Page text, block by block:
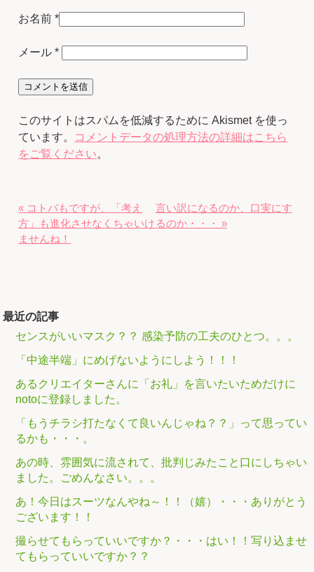
お名前 *
メール*
このサイトはスパムを低減するために Akismet を使っ
ています。
コメントデータの処理方法の詳細はこちら
をご覧ください。
« コトバもですが、「考え
方」も進化させなくちゃいけ
ませんね！
言い訳になるのか、口実にす
るのか・・・ »
最近の記事
センスがいいマスク？？ 感染予防の工夫のひとつ。。。
「中途半端」にめげないようにしよう！！！
あるクリエイターさんに「お礼」を言いたいためだけに
notoに登録しました。
「もうチラシ打たなくて良いんじゃね？？」って思ってい
るかも・・・。
あの時、雰囲気に流されて、批判じみたこと口にしちゃい
ました。ごめんなさい。。。
あ！今日はスーツなんやね～！！（嬉）・・・ありがとう
ございます！！
撮らせてもらっていいですか？・・・はい！！写り込ませ
てもらっていいですか？？